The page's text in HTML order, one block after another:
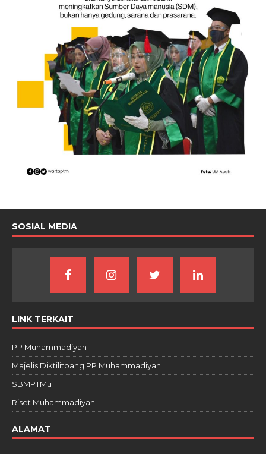
SOSIAL MEDIA
LINK TERKAIT
PP Muhammadiyah
Majelis Diktilitbang PP Muhammadiyah
SBMPTMu
Riset Muhammadiyah
ALAMAT